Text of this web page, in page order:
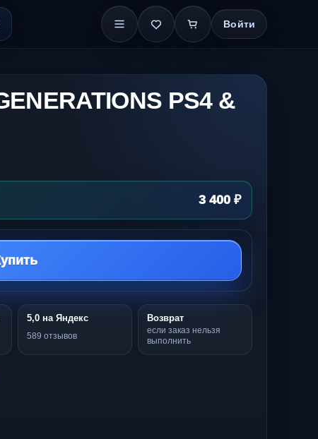
Войти
PS4 &
3 400 ₽
5,0 на Яндекс
589 отзывов
Возврат
если заказ нельзя
выполнить